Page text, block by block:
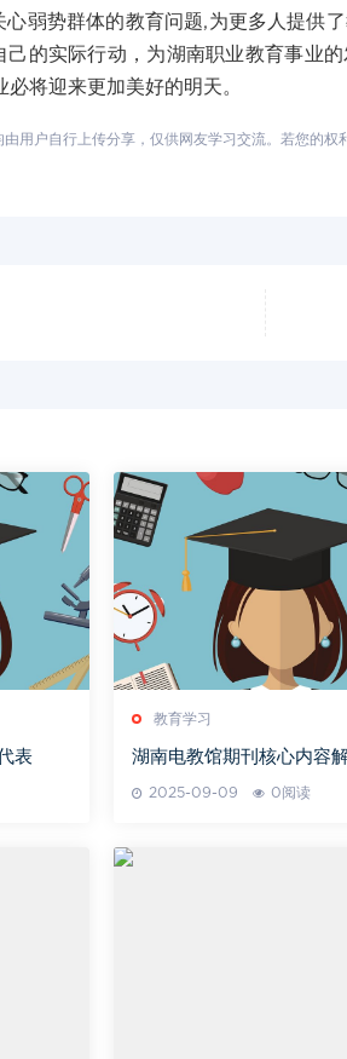
弱势群体的教育问题,为更多人提供
己的实际行动，为湖南职业教育事业
将迎来更加美好的明天。
由用户自行上传分享，仅供网友学习交流。若您的
表
教育学习
湖南电教馆期刊核心内容
2025-09-09 0阅读